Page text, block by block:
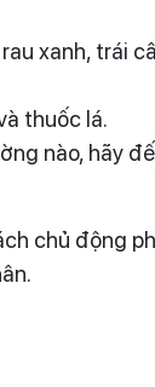
xanh, trái
thuốc lá.
nào, hãy
chủ động